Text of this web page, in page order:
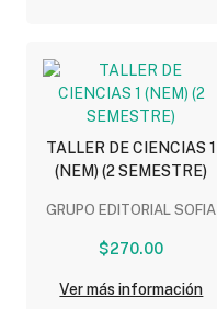
TALLER DE CIENCIAS 1
(NEM) (2 SEMESTRE)
GRUPO EDITORIAL SOFIA
$270.00
Ver más información